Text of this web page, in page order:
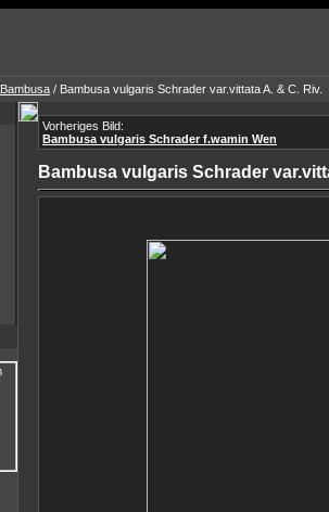
Bambusa / Bambusa vulgaris Schrader var.vittata A. & C. Riv.
Vorheriges Bild:
Bambusa vulgaris Schrader f.wamin Wen
Bambusa vulgaris Schrader